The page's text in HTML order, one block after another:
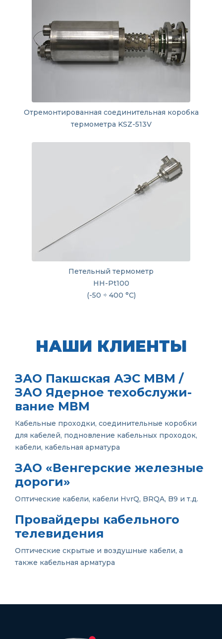
Отремонтированная соединительная коробка
термометра KSZ-513V
Петельный термометр
HH-Pt100
(-50 ÷ 400 °C)
НАШИ КЛИЕНТЫ
ЗАО Пакшская АЭС МВМ /
ЗАО Ядерное техобслужи­
вание МВМ
Кабельные проходки, соединительные коробки
для кабелей, подновление кабельных проходок,
кабели, кабельная арматура
ЗАО «Венгерские железные
дороги»
Оптические кабели, кабели HvrQ, BRQA, B9 и т.д.
Провайдеры кабельного
телевидения
Оптические скрытые и воздушные кабели, а
также кабельная арматура